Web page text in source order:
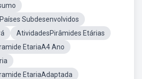
Subdesenvolvidos
AtividadesPirâmides Etárias
EtariaA4 Ano
EtariaAdaptada